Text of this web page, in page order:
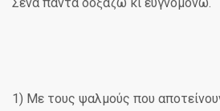
1) Με τους ψαλμούς που